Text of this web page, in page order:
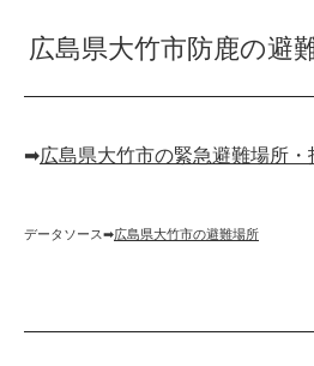
広島県大竹市防鹿の避
➡︎広島県大竹市の緊急避難場所
データソース➡︎広島県大竹市の避難場所